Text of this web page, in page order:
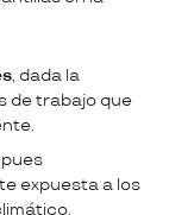
, dada la
de trabajo que
pues
expuesta a los